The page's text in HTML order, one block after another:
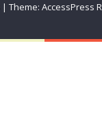
| Theme: AccessPress